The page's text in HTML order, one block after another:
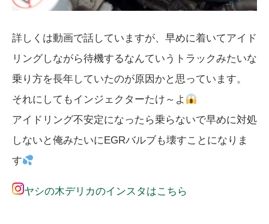
詳しくは動画で話していますが、早めに着いてアイド
リングしながら待機するなんていうトラックみたいな
乗り方を長年していたのが原因かと思っています。
それにしてもインジェクターたけ～よ
アイドリング不安定になったら乗らないで早めに対処
しないと俺みたいにEGRバルブも壊すことになりま
す
ヤシの木デリカのインスタはこちら